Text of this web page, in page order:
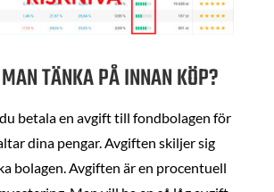
TÄNKA PÅ INNAN KÖP?
betala en avgift till fondbolagen för
dina pengar. Avgiften skiljer sig
bolagen. Avgiften är en procentuell